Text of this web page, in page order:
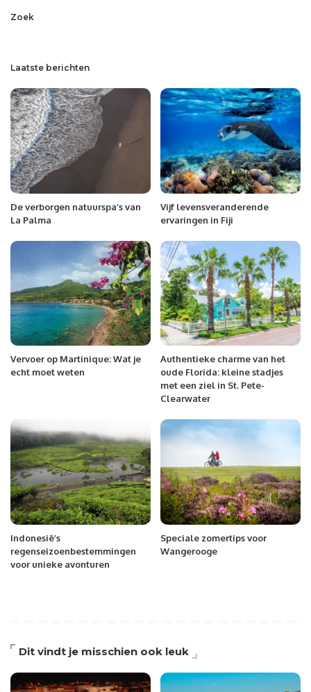
Zoek
Laatste berichten
De verborgen natuurspa’s van
La Palma
Vijf levensveranderende
ervaringen in Fiji
Vervoer op Martinique: Wat je
echt moet weten
Authentieke charme van het
oude Florida: kleine stadjes
met een ziel in St. Pete-
Clearwater
Indonesië’s
regenseizoenbestemmingen
voor unieke avonturen
Speciale zomertips voor
Wangerooge
Dit vindt je misschien ook leuk